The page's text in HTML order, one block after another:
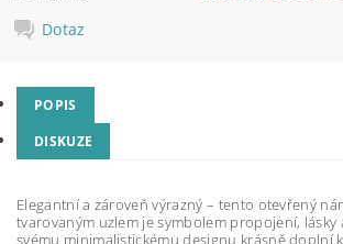
Dotaz
POPIS
DISKUZE
Elegantní a zároveň výrazný – tento otevřený
tvarovaným uzlem je symbolem propojení, lásky
svému minimalistickému designu krásně doplní